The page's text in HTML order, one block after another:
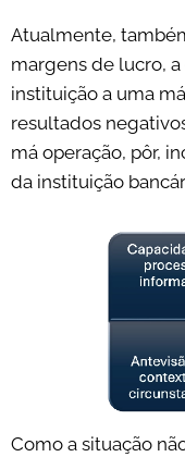
Atualmente,
margens de lucro,
instituição a uma
resultados
má operação, pôr,
da instituição
Como a situação